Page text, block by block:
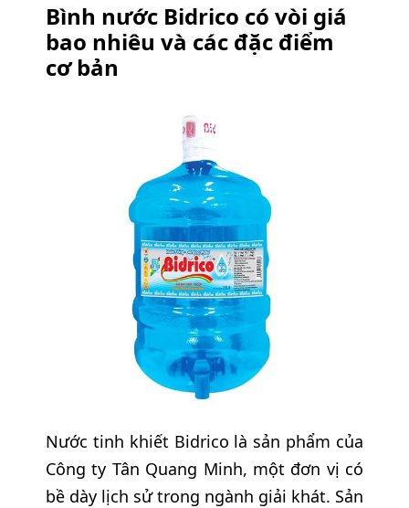
Bình nước Bidrico có vòi giá
bao nhiêu và các đặc điểm
cơ bản
Nước tinh khiết Bidrico là sản phẩm của
Công ty Tân Quang Minh, một đơn vị có
bề dày lịch sử trong ngành giải khát. Sản